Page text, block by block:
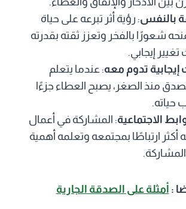
بالنفس: رؤية أثر تبرعه على حياة
شعورًا بالفخر وتعزز ثقته بقدرته
إيجابي.
إيجابية تدوم معه: عندما يتعلم
منذ الصغر، يصبح العطاء جزءًا
حياته.
الاجتماعية: المشاركة في أعمال
أكثر ارتباطًا بمجتمعه وتعلمه أهمية
: أمثلة على الصدقة الجارية